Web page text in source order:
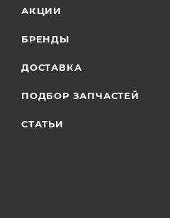
АКЦИИ
БРЕНДЫ
ДОСТАВКА
ПОДБОР ЗАПЧАСТЕЙ
СТАТЬИ